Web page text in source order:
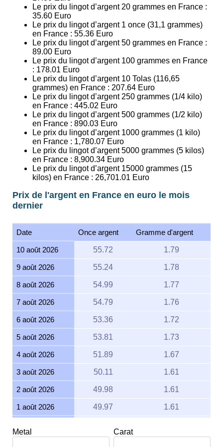
Le prix du lingot d’argent 20 grammes en France :
35.60 Euro
Le prix du lingot d’argent 1 once (31,1 grammes)
en France : 55.36 Euro
Le prix du lingot d’argent 50 grammes en France :
89.00 Euro
Le prix du lingot d’argent 100 grammes en France
: 178.01 Euro
Le prix du lingot d’argent 10 Tolas (116,65
grammes) en France : 207.64 Euro
Le prix du lingot d’argent 250 grammes (1/4 kilo)
en France : 445.02 Euro
Le prix du lingot d’argent 500 grammes (1/2 kilo)
en France : 890.03 Euro
Le prix du lingot d’argent 1000 grammes (1 kilo)
en France : 1,780.07 Euro
Le prix du lingot d’argent 5000 grammes (5 kilos)
en France : 8,900.34 Euro
Le prix du lingot d’argent 15000 grammes (15
kilos) en France : 26,701.01 Euro
Prix de l'argent en France en euro le mois
dernier
Date Once argent Gramme d'argent
10 août 2026 55.72 1.79
9 août 2026 55.24 1.78
8 août 2026 54.99 1.77
7 août 2026 54.79 1.76
6 août 2026 53.36 1.72
5 août 2026 53.81 1.73
4 août 2026 51.89 1.67
3 août 2026 50.11 1.61
2 août 2026 49.98 1.61
1 août 2026 49.97 1.61
Metal Carat